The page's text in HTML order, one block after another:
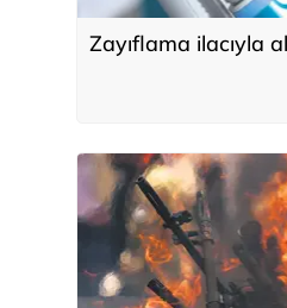
Zayıflama ilacıyla